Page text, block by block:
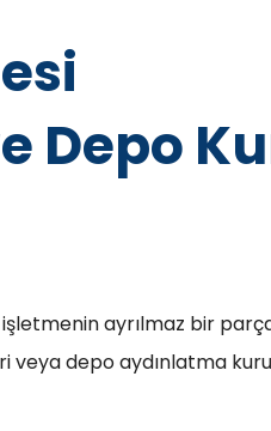
Depo
ayrılmaz bir
veya depo aydınlatma